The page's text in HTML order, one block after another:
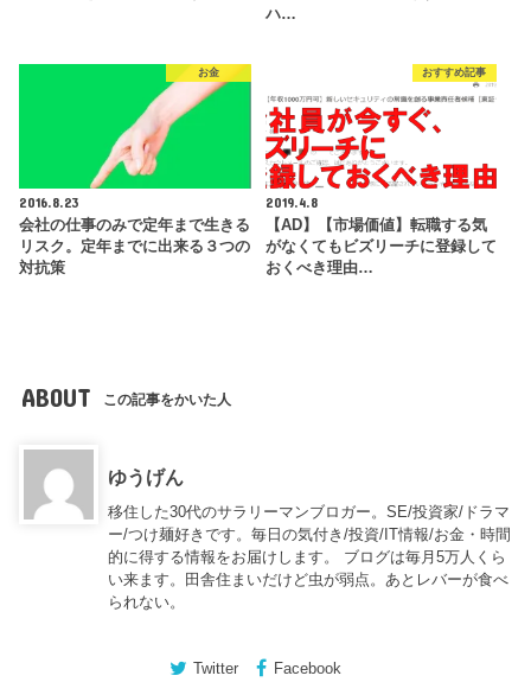
ハ…
お金
2016.8.23
会社の仕事のみで定年まで生きる
リスク。定年までに出来る３つの
対抗策
おすすめ記事
2019.4.8
【AD】【市場価値】転職する気
がなくてもビズリーチに登録して
おくべき理由…
ABOUT この記事をかいた人
ゆうげん
移住した30代のサラリーマンブロガー。SE/投資家/ドラマ
ー/つけ麺好きです。毎日の気付き/投資/IT情報/お金・時間
的に得する情報をお届けします。 ブログは毎月5万人くら
い来ます。田舎住まいだけど虫が弱点。あとレバーが食べ
られない。
Twitter Facebook